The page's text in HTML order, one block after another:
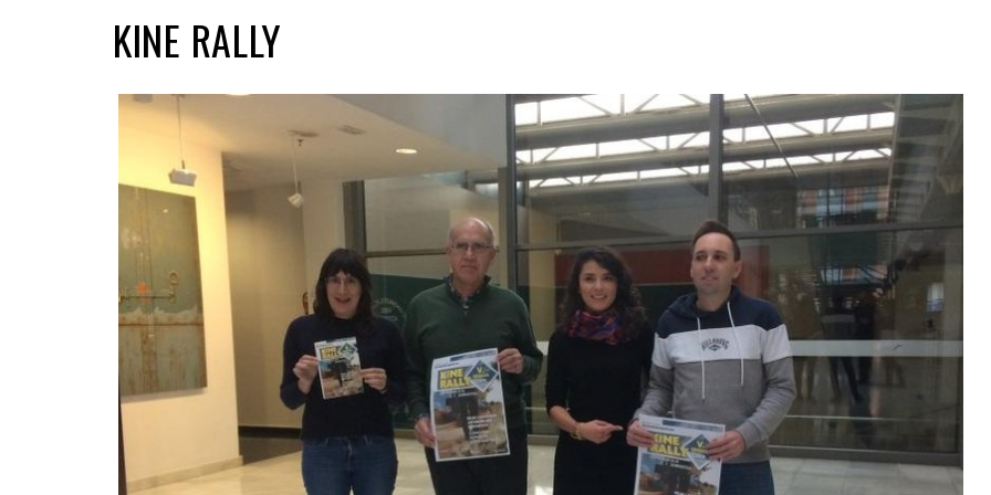
KINE RALLY